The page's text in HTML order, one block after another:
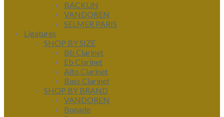
BACKUN
VANDOREN
SELMER PARIS
Ligatures
SHOP BY SIZE
Bb Clarinet
Eb Clarinet
Alto Clarinet
Bass Clarinet
SHOP BY BRAND
VANDOREN
Bonade